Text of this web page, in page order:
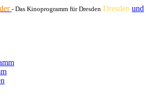
- Das Kinoprogramm für Dresden Dresden und